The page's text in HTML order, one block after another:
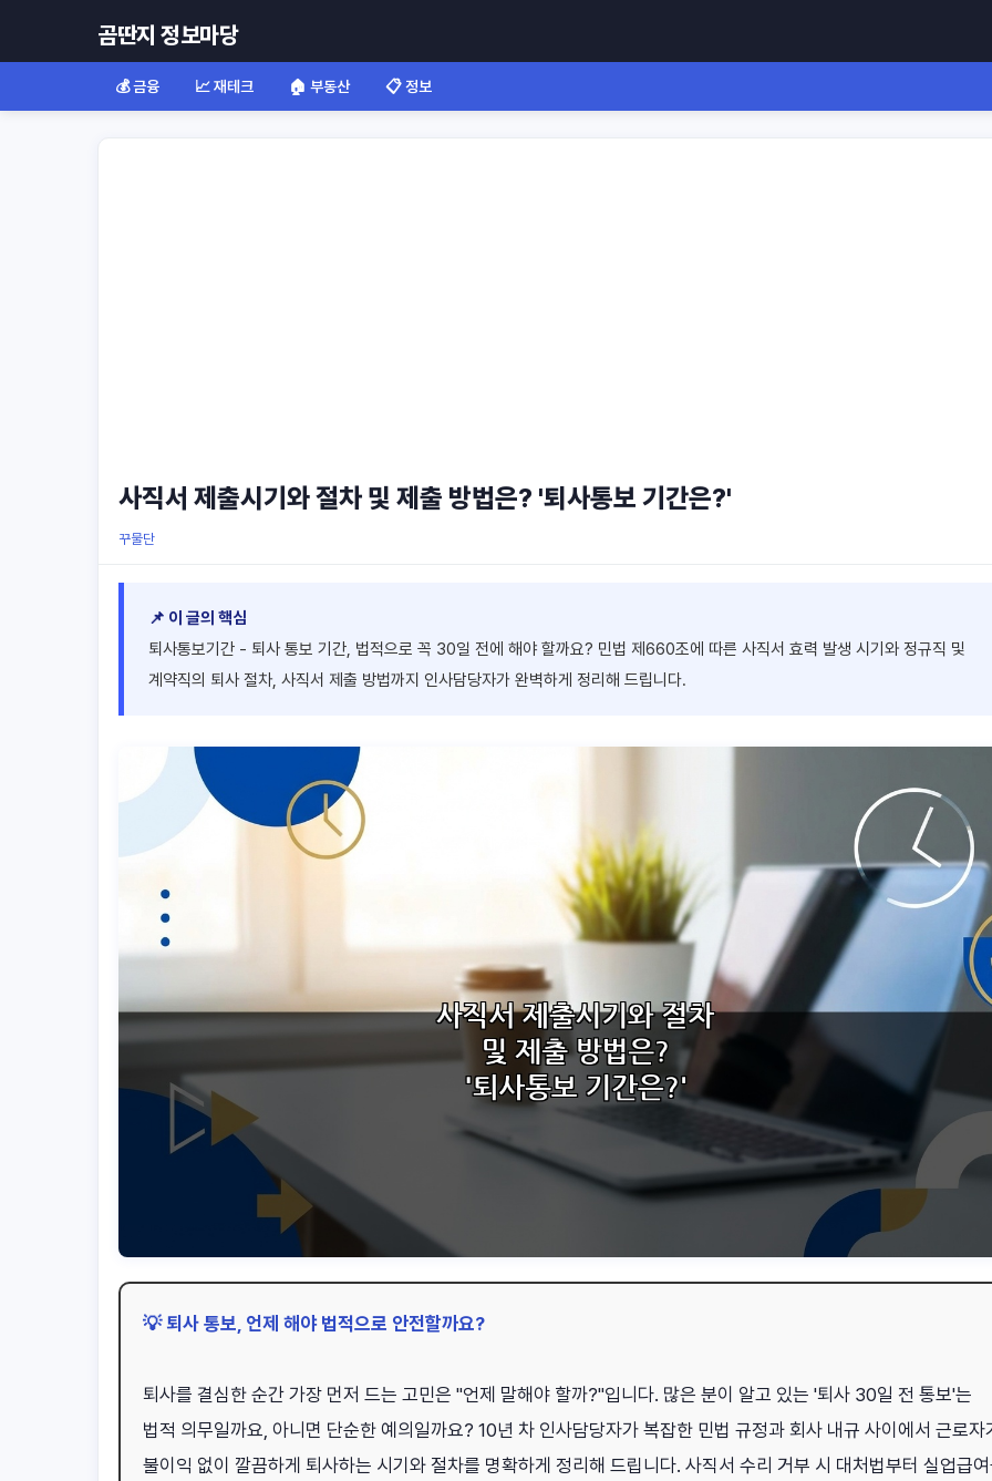
곰딴지 정보마당
💰 금융 📈 재테크 🏠 부동산 📋 정보
사직서 제출시기와 절차 및 제출 방법은? '퇴사통보 기간은?'
꾸물단
📌 이 글의 핵심
퇴사통보기간 - 퇴사 통보 기간, 법적으로 꼭 30일 전에 해야 할까요? 민법 제660조에 따른 사직서 효력 발생 시기와 정규직 및
계약직의 퇴사 절차, 사직서 제출 방법까지 인사담당자가 완벽하게 정리해 드립니다.
💡 퇴사 통보, 언제 해야 법적으로 안전할까요?
퇴사를 결심한 순간 가장 먼저 드는 고민은 "언제 말해야 할까?"입니다. 많은 분이 알고 있는 '퇴사 30일 전 통보'는
법적 의무일까요, 아니면 단순한 예의일까요? 10년 차 인사담당자가 복잡한 민법 규정과 회사 내규 사이에서 근로자
불이익 없이 깔끔하게 퇴사하는 시기와 절차를 명확하게 정리해 드립니다. 사직서 수리 거부 시 대처법부터 실업급